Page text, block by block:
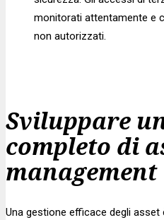
monitorati attentamente e
non autorizzati.
Sviluppare
completo di
management
Una gestione efficace degli